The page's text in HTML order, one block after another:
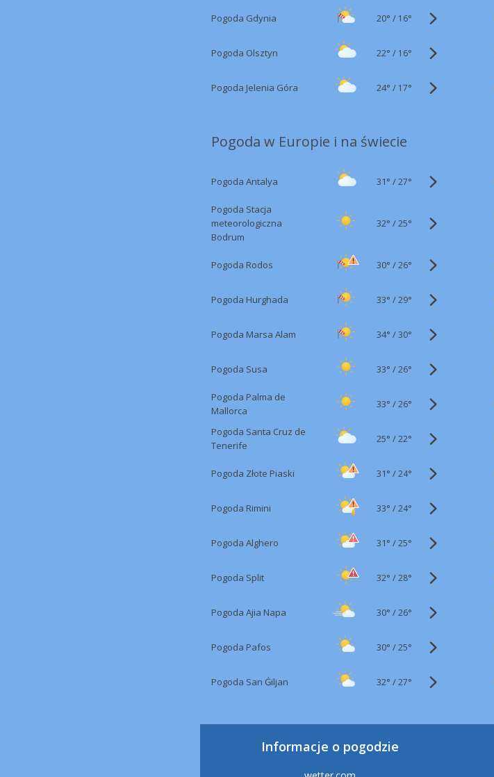
Pogoda Gdynia 20° / 16°
Pogoda Olsztyn 22° / 16°
Pogoda Jelenia Góra 24° / 17°
Pogoda w Europie i na świecie
Pogoda Antalya 31° /27°
Pogoda Stacja
meteorologiczna
Bodrum
32° /25°
Pogoda Rodos 30° /26°
Pogoda Hurghada 33° /29°
Pogoda Marsa Alam 34° /30°
Pogoda Susa 33° /26°
Pogoda Palma de
Mallorca
33° /26°
Pogoda Santa Cruz de
Tenerife
25° /22°
Pogoda Złote Piaski 31° /24°
Pogoda Rimini 33° /24°
Pogoda Alghero 31° /25°
Pogoda Split 32° /28°
Pogoda Ajia Napa 30° /26°
Pogoda Pafos 30° /25°
Pogoda San Ġiljan 32° /27°
Informacje o pogodzie